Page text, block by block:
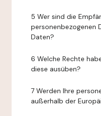
5 Wer sind die
personenbezogenen
Daten?
6 Welche Rechte
diese ausüben?
7 Werden Ihre
außerhalb der